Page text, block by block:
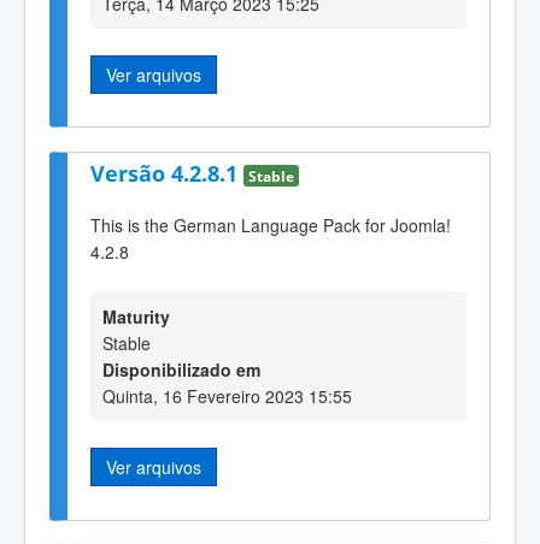
Ver arquivos
Versão 4.2.8.1 Stable
This is the German Language Pack for Joomla!
4.2.8
Maturity
Stable
Disponibilizado em
Quinta, 16 Fevereiro 2023 15:55
Ver arquivos